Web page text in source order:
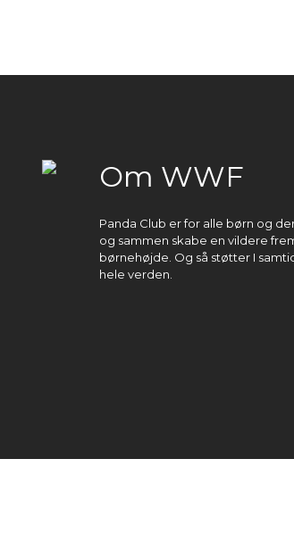
Om WWF
Panda Club er for alle børn og
og sammen skabe en vildere
børnehøjde. Og så støtter I
hele verden.